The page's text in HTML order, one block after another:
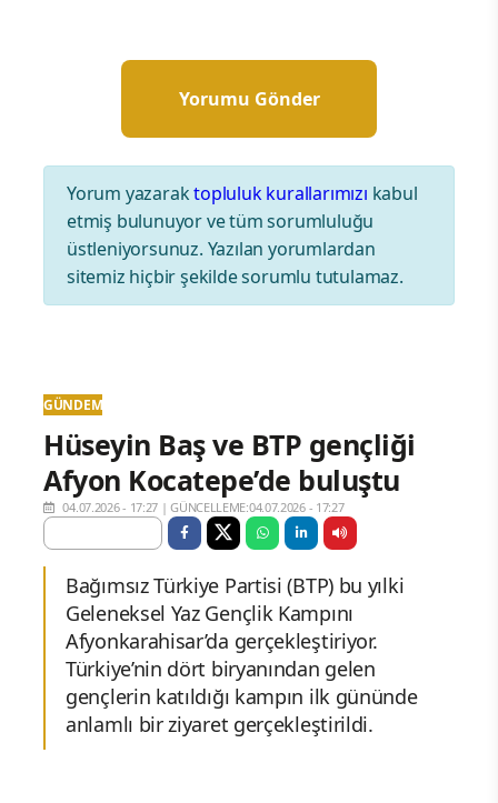
Yorum yazaraktopluluk kurallarımızı kabul
etmiş bulunuyor ve tüm sorumluluğu
üstleniyorsunuz. Yazılan yorumlardan
sitemiz hiçbir şekilde sorumlu tutulamaz.
GÜNDEM
Hüseyin Baş ve BTP gençliği
Afyon Kocatepe’de buluştu
04.07.2026 - 17:27 |GÜNCELLEME:04.07.2026 - 17:27
Bağımsız Türkiye Partisi (BTP) bu yılki
Geleneksel Yaz Gençlik Kampını
Afyonkarahisar’da gerçekleştiriyor.
Türkiye’nin dört biryanından gelen
gençlerin katıldığı kampın ilk gününde
anlamlı bir ziyaret gerçekleştirildi.